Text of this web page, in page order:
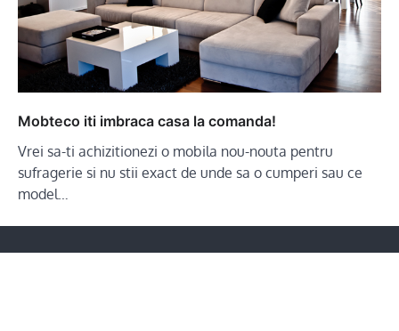
Mobteco iti imbraca casa la comanda!
Vrei sa-ti achizitionezi o mobila nou-nouta pentru
sufragerie si nu stii exact de unde sa o cumperi sau ce
model…